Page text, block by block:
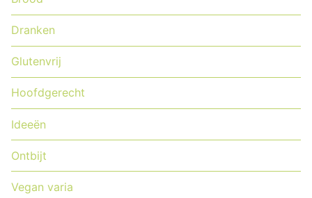
Dranken
Glutenvrij
Hoofdgerecht
Ideeën
Ontbijt
Vegan varia